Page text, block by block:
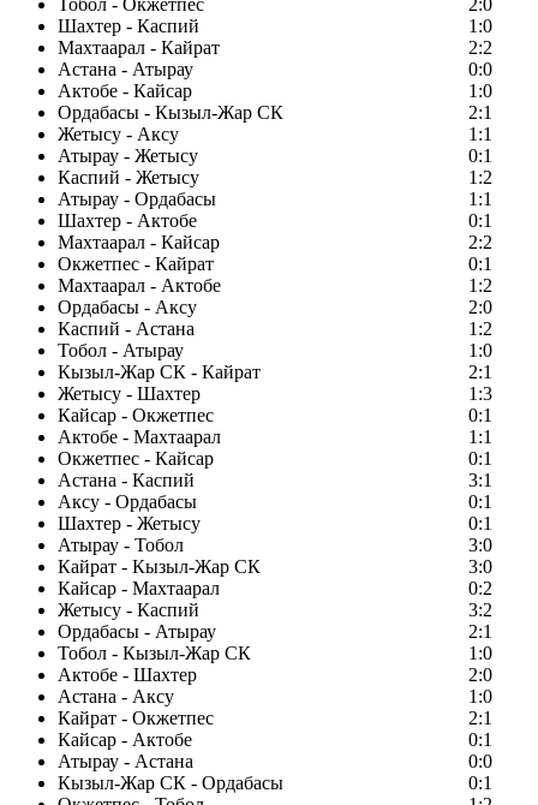
Тобол - Окжетпес
2:0
Шахтер - Каспий
1:0
Махтаарал - Кайрат
2:2
Астана - Атырау
0:0
Актобе - Кайсар
1:0
Ордабасы - Кызыл-Жар СК
2:1
Жетысу - Аксу
1:1
Атырау - Жетысу
0:1
Каспий - Жетысу
1:2
Атырау - Ордабасы
1:1
Шахтер - Актобе
0:1
Махтаарал - Кайсар
2:2
Окжетпес - Кайрат
0:1
Махтаарал - Актобе
1:2
Ордабасы - Аксу
2:0
Каспий - Астана
1:2
Тобол - Атырау
1:0
Кызыл-Жар СК - Кайрат
2:1
Жетысу - Шахтер
1:3
Кайсар - Окжетпес
0:1
Актобе - Махтаарал
1:1
Окжетпес - Кайсар
0:1
Астана - Каспий
3:1
Аксу - Ордабасы
0:1
Шахтер - Жетысу
0:1
Атырау - Тобол
3:0
Кайрат - Кызыл-Жар СК
3:0
Кайсар - Махтаарал
0:2
Жетысу - Каспий
3:2
Ордабасы - Атырау
2:1
Тобол - Кызыл-Жар СК
1:0
Актобе - Шахтер
2:0
Астана - Аксу
1:0
Кайрат - Окжетпес
2:1
Кайсар - Актобе
0:1
Атырау - Астана
0:0
Кызыл-Жар СК - Ордабасы
0:1